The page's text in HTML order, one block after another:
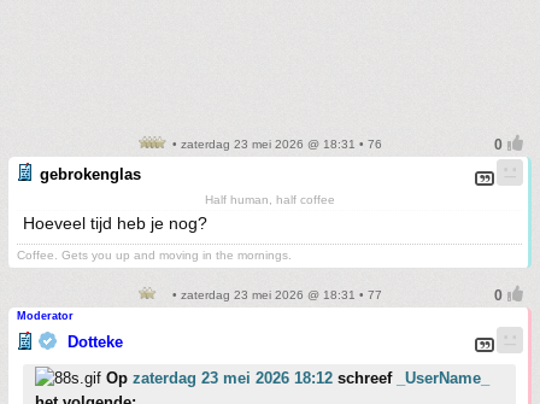
• zaterdag 23 mei 2026 @ 18:31 • 76
gebrokenglas
Half human, half coffee
Hoeveel tijd heb je nog?
Coffee. Gets you up and moving in the mornings.
• zaterdag 23 mei 2026 @ 18:31 • 77
Moderator
Dotteke
Op zaterdag 23 mei 2026 18:12 schreef
_UserName_